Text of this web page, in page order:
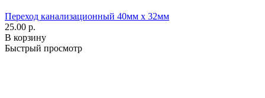
Переход канализационный 40мм х 32мм
25.00 р.
В корзину
Быстрый просмотр